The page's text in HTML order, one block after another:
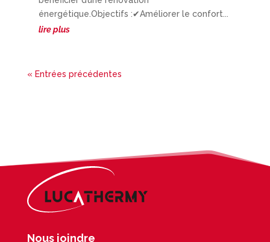
énergétique.Objectifs :✔Améliorer le confort...
lire plus
« Entrées précédentes
Nous joindre